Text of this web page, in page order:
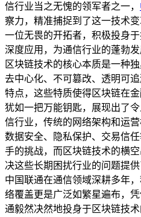
信行业当之无愧的领军者之一，
察力，精准捕捉到了这一技术
一位无畏的开拓者，积极投身
深度应用，为通信行业的蓬勃
区块链技术的核心本质是一种
去中心化、不可篡改、透明可
特点，这些特质使得区块链在
犹如一把万能钥匙，展现出了
信行业，传统的网络架构和运
数据安全、隐私保护、交易信
手的挑战，而区块链技术的横
决这些长期困扰行业的问题提
中国联通在通信领域深耕多年
络覆盖更是广泛如繁星遍布，
通毅然决然地投身于区块链技